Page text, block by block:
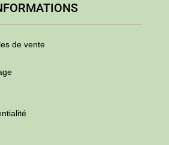
de vente